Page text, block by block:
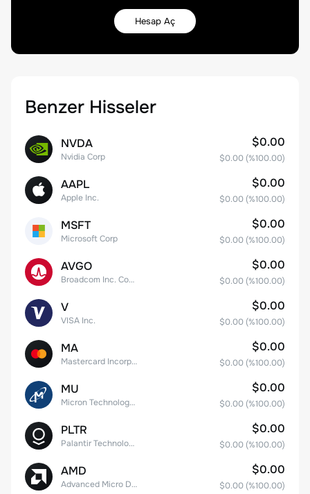
Hesap Aç
Benzer Hisseler
NVDA
Nvidia Corp
$0.00
$0.00 (%100.00)
AAPL
Apple Inc.
$0.00
$0.00 (%100.00)
MSFT
Microsoft Corp
$0.00
$0.00 (%100.00)
AVGO
Broadcom Inc. Common Stock
$0.00
$0.00 (%100.00)
V
VISA Inc.
$0.00
$0.00 (%100.00)
MA
Mastercard Incorporated
$0.00
$0.00 (%100.00)
MU
Micron Technology, Inc.
$0.00
$0.00 (%100.00)
PLTR
Palantir Technologies Inc. Class A Common Stock
$0.00
$0.00 (%100.00)
AMD
Advanced Micro Devices
$0.00
$0.00 (%100.00)